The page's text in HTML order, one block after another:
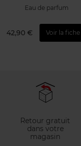
Eau de parfum
42,90 € Voir la fiche
Retour gratuit
dans votre
magasin